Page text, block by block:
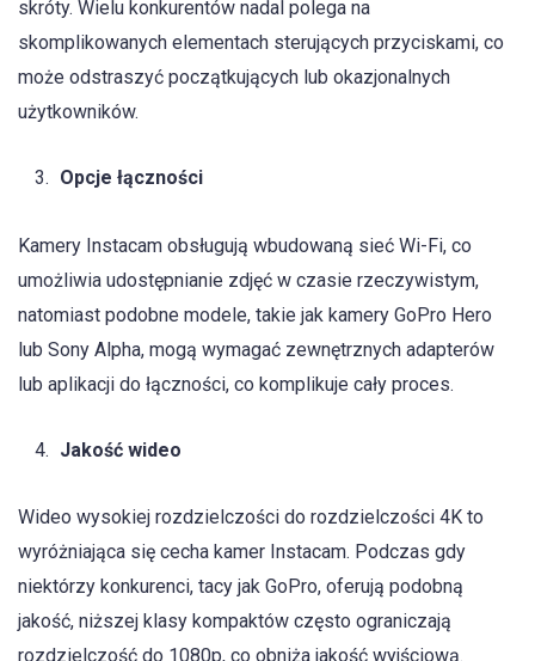
skróty. Wielu konkurentów nadal polega na
skomplikowanych elementach sterujących przyciskami, co
może odstraszyć początkujących lub okazjonalnych
użytkowników.
Opcje łączności
Kamery Instacam obsługują wbudowaną sieć Wi-Fi, co
umożliwia udostępnianie zdjęć w czasie rzeczywistym,
natomiast podobne modele, takie jak kamery GoPro Hero
lub Sony Alpha, mogą wymagać zewnętrznych adapterów
lub aplikacji do łączności, co komplikuje cały proces.
Jakość wideo
Wideo wysokiej rozdzielczości do rozdzielczości 4K to
wyróżniająca się cecha kamer Instacam. Podczas gdy
niektórzy konkurenci, tacy jak GoPro, oferują podobną
jakość, niższej klasy kompaktów często ograniczają
rozdzielczość do 1080p, co obniża jakość wyjściową.